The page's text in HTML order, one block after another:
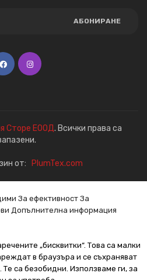
АБОНИРАНЕ
Сторе ЕООД. Всички права са
от: PlumTex.com
За ефективност За
Допълнителна информация
„бисквитки“. Това са малки
в браузъра и се съхраняват
са безобидни. Използваме ги, за